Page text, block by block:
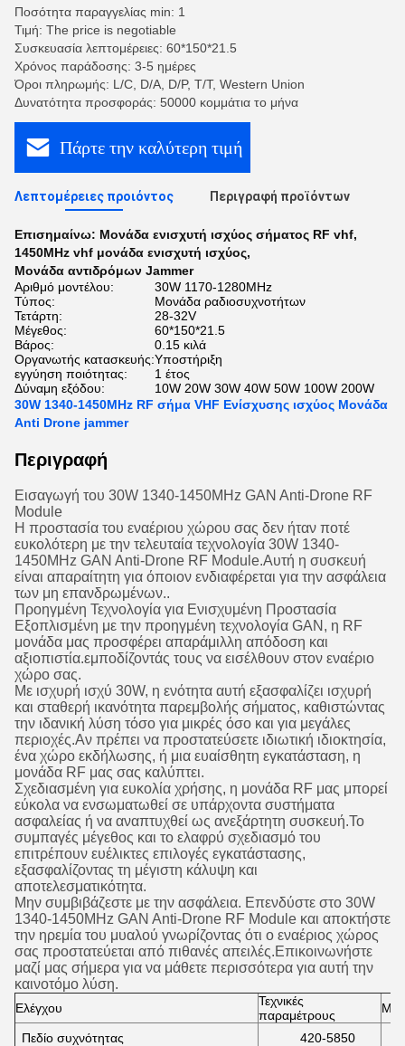
Ποσότητα παραγγελίας min: 1
Τιμή: The price is negotiable
Συσκευασία λεπτομέρειες: 60*150*21.5
Χρόνος παράδοσης: 3-5 ημέρες
Όροι πληρωμής: L/C, D/A, D/P, T/T, Western Union
Δυνατότητα προσφοράς: 50000 κομμάτια το μήνα
Πάρτε την καλύτερη τιμή
Λεπτομέρειες προιόντος Περιγραφή προϊόντων
Επισημαίνω: Μονάδα ενισχυτή ισχύος σήματος RF vhf,
1450MHz vhf μονάδα ενισχυτή ισχύος,
Μονάδα αντιδρόμων Jammer
Αριθμό μοντέλου:
30W 1170-1280MHz
Τύπος:
Μονάδα ραδιοσυχνοτήτων
Τετάρτη:
28-32V
Μέγεθος:
60*150*21.5
Βάρος:
0.15 κιλά
Οργανωτής κατασκευής:Υποστήριξη
εγγύηση ποιότητας:
1 έτος
Δύναμη εξόδου:
10W 20W 30W 40W 50W 100W 200W
30W 1340-1450MHz RF σήμα VHF Ενίσχυσης ισχύος Μονάδα
Anti Drone jammer
Περιγραφή
Εισαγωγή του 30W 1340-1450MHz GAN Anti-Drone RF
Module
Η προστασία του εναέριου χώρου σας δεν ήταν ποτέ
ευκολότερη με την τελευταία τεχνολογία 30W 1340-
1450MHz GAN Anti-Drone RF Module.Αυτή η συσκευή
είναι απαραίτητη για όποιον ενδιαφέρεται για την ασφάλεια
των μη επανδρωμένων..
Προηγμένη Τεχνολογία για Ενισχυμένη Προστασία
Εξοπλισμένη με την προηγμένη τεχνολογία GAN, η RF
μονάδα μας προσφέρει απαράμιλλη απόδοση και
αξιοπιστία.εμποδίζοντάς τους να εισέλθουν στον εναέριο
χώρο σας.
Με ισχυρή ισχύ 30W, η ενότητα αυτή εξασφαλίζει ισχυρή
και σταθερή ικανότητα παρεμβολής σήματος, καθιστώντας
την ιδανική λύση τόσο για μικρές όσο και για μεγάλες
περιοχές.Αν πρέπει να προστατεύσετε ιδιωτική ιδιοκτησία,
ένα χώρο εκδήλωσης, ή μια ευαίσθητη εγκατάσταση, η
μονάδα RF μας σας καλύπτει.
Σχεδιασμένη για ευκολία χρήσης, η μονάδα RF μας μπορεί
εύκολα να ενσωματωθεί σε υπάρχοντα συστήματα
ασφαλείας ή να αναπτυχθεί ως ανεξάρτητη συσκευή.Το
συμπαγές μέγεθος και το ελαφρύ σχεδιασμό του
επιτρέπουν ευέλικτες επιλογές εγκατάστασης,
εξασφαλίζοντας τη μέγιστη κάλυψη και
αποτελεσματικότητα.
Μην συμβιβάζεστε με την ασφάλεια. Επενδύστε στο 30W
1340-1450MHz GAN Anti-Drone RF Module και αποκτήστε
την ηρεμία του μυαλού γνωρίζοντας ότι ο εναέριος χώρος
σας προστατεύεται από πιθανές απειλές.Επικοινωνήστε
μαζί μας σήμερα για να μάθετε περισσότερα για αυτή την
καινοτόμο λύση.
Ελέγχου
Τεχνικές
παραμέτρους
Πεδίο συχνότητας 420-5850